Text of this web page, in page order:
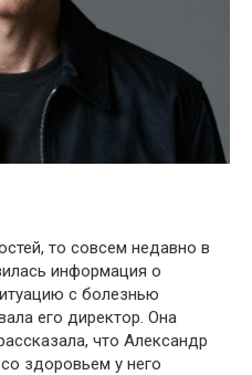
то совсем недавно в
информация о
с болезнью
его директор. Она
что Александр
здоровьем у него